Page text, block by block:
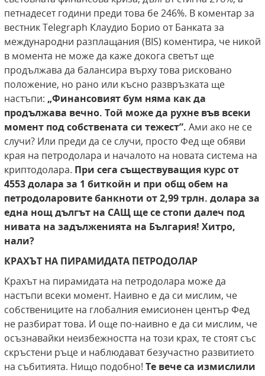
петнадесет години преди това бе 246%. В коментар за
вестник Telegraph Клаудио Борио от Банката за
международни разплащания (BIS) коментира, че никой
в момента не може да каже докога светът ще
продължава да балансира върху това рисковано
положение, но рано или късно развръзката ще
настъпи: „Финансовият бум няма как да
продължава вечно. Той може да рухне във всеки
момент под собствената си тежест”. Ами ако не се
случи? Или преди да се случи, просто Фед ще обяви
края на петродолара и началото на новата система на
криптодолара. При сега съществуващия курс от
4553 долара за 1 биткойн и при общ обем на
петродоларовите банкноти от 2,99 трлн. долара за
една нощ дългът на САЩ ще се стопи далеч под
нивата на задълженията на България! Хитро,
нали?
КРАХЪТ НА ПИРАМИДАТА ПЕТРОДОЛАР
Крахът на пирамидата на петродолара може да
настъпи всеки момент. Наивно е да си мислим, че
собствениците на глобалния емисионен център Фед
не разбират това. И още по-наивно е да си мислим, че
осъзнавайки неизбежността на този крах, те стоят със
скръстени ръце и наблюдават безучастно развитието
на събитията. Нищо подобно! Те вече са измислили